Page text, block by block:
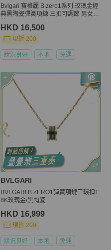
Bvlgari 寶格麗 B.zero1系列 玫瑰金經
典黑陶瓷彈簧項鍊 三扣可調節 男女同
HKD 16,500
現折 200
狀況良好 本地 免運
BVLGARI
BVLGARI B.ZERO1彈簧項鏈三環扣1
8K玫瑰金/黑陶瓷
HKD 16,999
現折 200
狀況良好 本地 免運